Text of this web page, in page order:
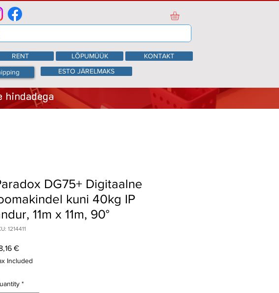
RENT LÕPUMÜÜK
KONTAKT
ESTO JÄRELMAKS
hindadega
DG75+ Digitaalne
kuni 40kg IP
11m x 11m, 90°
1214411
€Price
Included
*